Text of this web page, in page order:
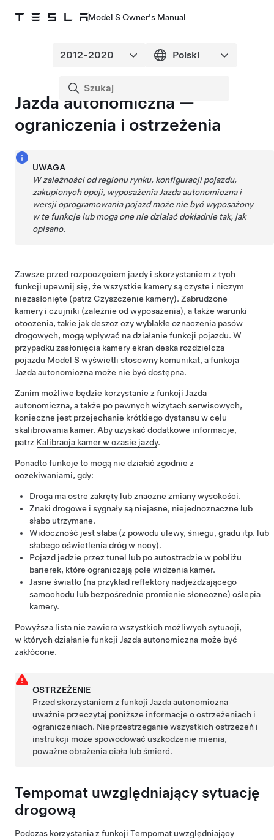
Model S Owner's Manual
Jazda autonomiczna —
ograniczenia i ostrzeżenia
UWAGA
W zależności od regionu rynku, konfiguracji pojazdu,
zakupionych opcji, wyposażeniaJazda autonomicznai
wersji oprogramowania pojazd może nie być wyposażony
w te funkcje lub mogą one nie działać dokładnie tak, jak
opisano.
Zawsze przed rozpoczęciem jazdy i skorzystaniem z tych
funkcji upewnij się, że wszystkie kamery są czyste i niczym
niezasłonięte (patrz Czyszczenie kamery). Zabrudzone
kamery i czujniki (zależnie od wyposażenia), a także warunki
otoczenia, takie jak deszcz czy wyblakłe oznaczenia pasów
drogowych, mogą wpływać na działanie funkcji pojazdu. W
przypadku zasłonięcia kamery ekran deska rozdzielcza
pojazdu Model S wyświetli stosowny komunikat, a funkcja
Jazda autonomiczna może nie być dostępna.
Zanim możliwe będzie korzystanie z funkcji Jazda
autonomiczna, a także po pewnych wizytach serwisowych,
konieczne jest przejechanie krótkiego dystansu w celu
skalibrowania kamer. Aby uzyskać dodatkowe informacje,
patrz Kalibracja kamer w czasie jazdy.
Ponadto funkcje to mogą nie działać zgodnie z
oczekiwaniami, gdy:
Droga ma ostre zakręty lub znaczne zmiany wysokości.
Znaki drogowe i sygnały są niejasne, niejednoznaczne lub
słabo utrzymane.
Widoczność jest słaba (z powodu ulewy, śniegu, gradu itp. lub
słabego oświetlenia dróg w nocy).
Pojazd jedzie przez tunel lub po autostradzie w pobliżu
barierek, które ograniczają pole widzenia kamer.
Jasne światło (na przykład reflektory nadjeżdżającego
samochodu lub bezpośrednie promienie słoneczne) oślepia
kamery.
Powyższa lista nie zawiera wszystkich możliwych sytuacji,
w których działanie funkcji Jazda autonomiczna może być
zakłócone.
OSTRZEŻENIE
Przed skorzystaniem z funkcji Jazda autonomiczna
uważnie przeczytaj poniższe informacje o ostrzeżeniach i
ograniczeniach. Nieprzestrzeganie wszystkich ostrzeżeń i
instrukcji może spowodować uszkodzenie mienia,
poważne obrażenia ciała lub śmierć.
Tempomat uwzględniający sytuację
drogową
Podczas korzystania z funkcji Tempomat uwzględniający